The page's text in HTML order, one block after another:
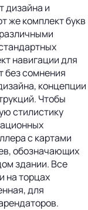
дизайна и
же комплект букв
навигации для
без сомнения
концепции
Чтобы
стилистику
с картами
обозначающих
здании. Все
на торцах
для